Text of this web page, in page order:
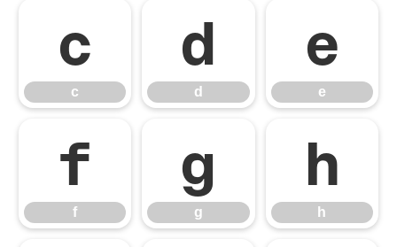
c
c
d
d
e
e
f
f
g
g
h
h